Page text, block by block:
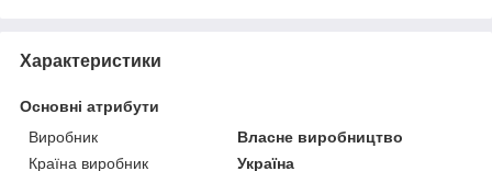
Характеристики
Основні атрибути
Виробник
Власне виробництво
Країна виробник
Україна